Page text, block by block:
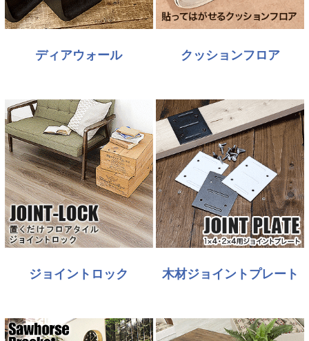
ディアウォール クッションフロア
ジョイントロック 木材ジョイントプレート